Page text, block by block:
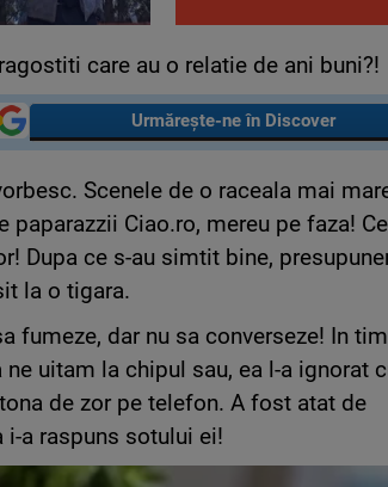
care au o relatie de ani buni?!
Urmărește-ne în Discover
Scenele de o raceala mai
Ciao.ro, mereu pe faza!
Dupa ce s-au simtit bine,
la o tigara.
fumeze, dar nu sa converseze! In
uitam la chipul sau, ea l-a ignorat
de zor pe telefon. A fost atat de
a raspuns sotului ei!